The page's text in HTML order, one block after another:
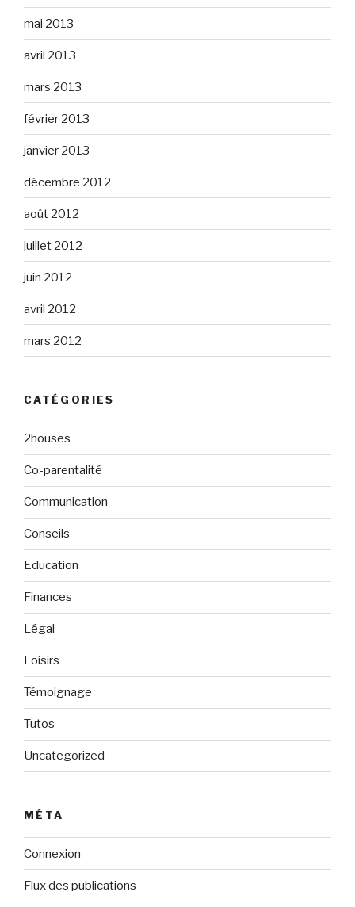
mai 2013
avril 2013
mars 2013
février 2013
janvier 2013
décembre 2012
août 2012
juillet 2012
juin 2012
avril 2012
mars 2012
CATÉGORIES
2houses
Co-parentalité
Communication
Conseils
Education
Finances
Légal
Loisirs
Témoignage
Tutos
Uncategorized
MÉTA
Connexion
Flux des publications